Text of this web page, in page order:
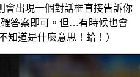
會出現一個對話框直接告訴你
答案即可。但…有時候也會
知道是什麼意思！蛤！）